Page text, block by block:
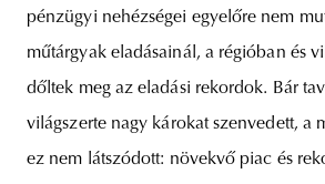
pénzügyi nehézségei egyelőre nem
műtárgyak eladásainál, a régióban és
dőltek meg az eladási rekordok. Bár
világszerte nagy károkat szenvedett, a
ez nem látszódott: növekvő piac és